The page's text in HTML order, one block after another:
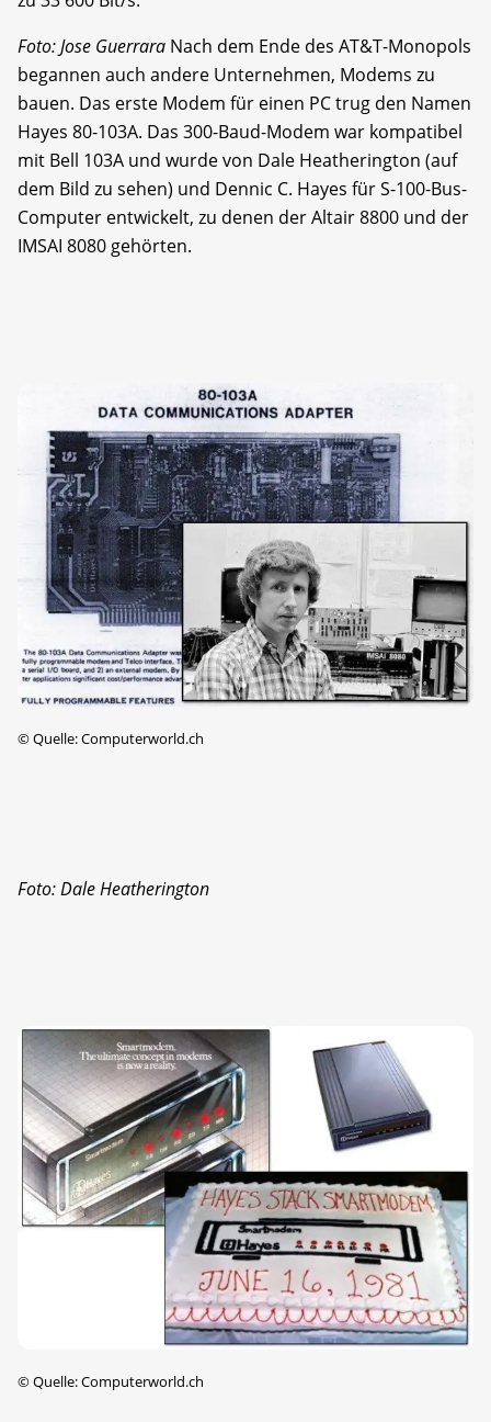
Foto: Jose Guerrara Nach dem Ende des AT&T-Monopols
begannen auch andere Unternehmen, Modems zu
bauen. Das erste Modem für einen PC trug den Namen
Hayes 80-103A. Das 300-Baud-Modem war kompatibel
mit Bell 103A und wurde von Dale Heatherington (auf
dem Bild zu sehen) und Dennic C. Hayes für S-100-Bus-
Computer entwickelt, zu denen der Altair 8800 und der
IMSAI 8080 gehörten.
©Quelle: Computerworld.ch
Foto: Dale Heatherington
©Quelle: Computerworld.ch